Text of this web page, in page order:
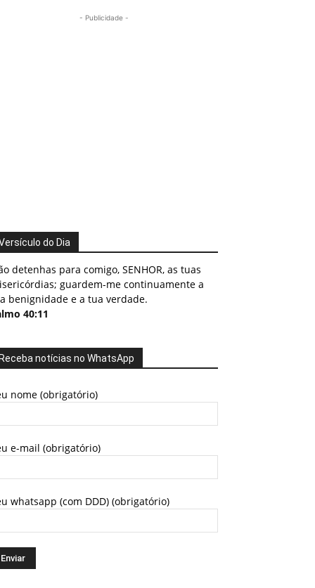
- Publicidade -
do Dia
detenhas para comigo, SENHOR, as tuas
guardem-me continuamente a
benignidade e a tua verdade.
40:11
notícias no WhatsApp
nome (obrigatório)
e-mail (obrigatório)
whatsapp (com DDD) (obrigatório)